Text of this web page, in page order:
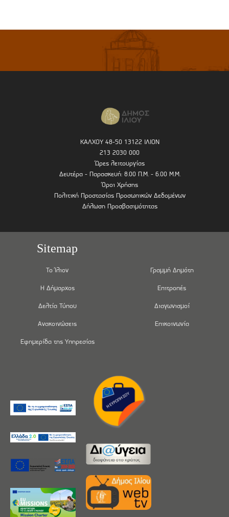
ΚΑΛΧΟΥ 48-50 13122 ΙΛΙΟΝ
213 2030 000
Ώρες λειτουργίας
Δευτέρα - Παρασκευή: 8.00 Π.Μ. - 6.00 Μ.Μ.
Όροι Χρήσης
Πολιτική Προστασίας Προσωπικών Δεδομένων
Δήλωση Προσβασιμότητας
Sitemap
Το Ίλιον
Η Δήμαρχος
Δελτία Τύπου
Ανακοινώσεις
Εφημερίδα της Υπηρεσίας
Γραμμή Δημότη
Επιτροπές
Διαγωνισμοί
Επικοινωνία